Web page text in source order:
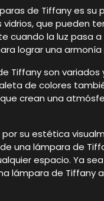
de Tiffany es su
que pueden
cuando la luz pasa
lograr una
Tiffany son
de colores
crean una
su estética
una lámpara de
espacio. Ya
lámpara de Tiffany